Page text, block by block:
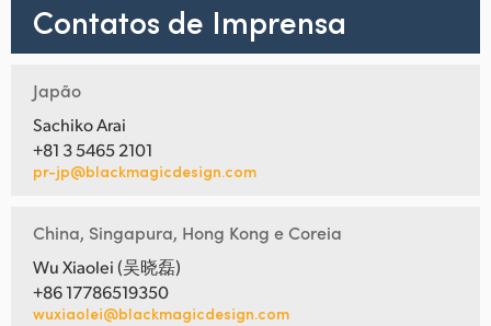
Contatos de Imprensa
Japão
Sachiko Arai
+81 3 5465 2101
pr-jp@blackmagicdesign.com
China, Singapura, Hong Kong e Coreia
Wu Xiaolei (吴晓磊)
+86 17786519350
wuxiaolei@blackmagicdesign.com